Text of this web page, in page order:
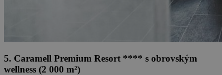
5. Caramell Premium Resort **** s obrovským
wellness (2 000 m²)